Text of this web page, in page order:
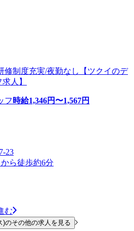
修制度充実/夜勤なし【ツクイのデ
人】
フ 時給1,346円〜1,567円
23
ら徒歩約6分
む
)のその他の求人を見る